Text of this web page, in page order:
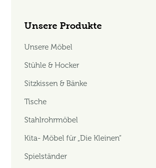
Unsere Produkte
Unsere Möbel
Stühle & Hocker
Sitzkissen & Bänke
Tische
Stahlrohrmöbel
Kita- Möbel für „Die Kleinen“
Spielständer